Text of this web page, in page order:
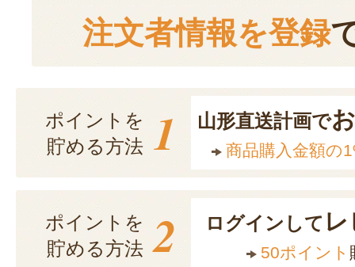
注文者情報を登録
ポイントを
貯める方法 1 山形直送計画で
商品購入金額の
ポイントを
貯める方法 2 ログインして
50ポイント